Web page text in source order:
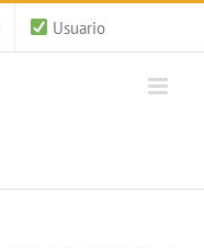
Usuario